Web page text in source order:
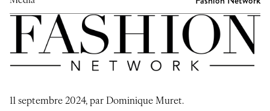
11 septembre 2024, par Dominique Muret.